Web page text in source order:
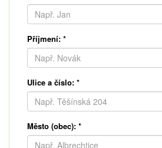
Příjmení: *
Ulice a číslo: *
Město (obec): *